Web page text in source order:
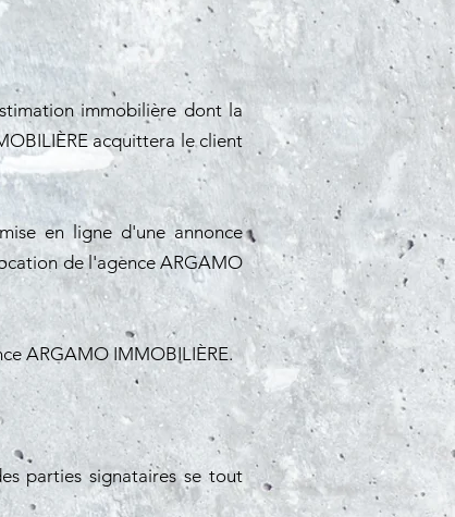
immobilière dont la
acquittera le client
en ligne d'une annonce
de l'agence ARGAMO
ARGAMO IMMOBILIÈRE.
parties signataires se tout